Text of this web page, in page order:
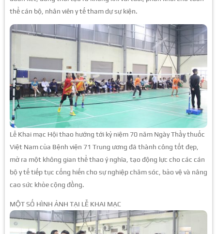
thể cán bộ, nhân viên y tế tham dự sự kiện.
Lễ Khai mạc Hội thao hướng tới kỷ niệm 70 năm Ngày Thầy thuốc
Việt Nam của Bệnh viện 71 Trung ương đã thành công tốt đẹp,
mở ra một không gian thể thao ý nghĩa, tạo động lực cho các cán
bộ y tế tiếp tục cống hiến cho sự nghiệp chăm sóc, bảo vệ và nâng
cao sức khỏe cộng đồng.
MỘT SỐ HÌNH ẢNH TẠI LỄ KHAI MẠC